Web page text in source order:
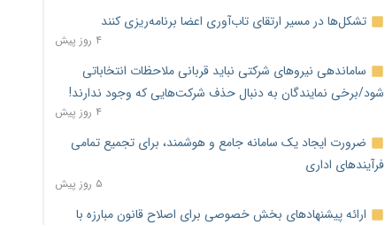
تشکل‌ها در مسیر ارتقای تاب‌آوری اعضا برنامه‌ریزی کنند
۴ روز پیش
ساماندهی نیروهای شرکتی نباید قربانی ملاحظات انتخاباتی
شود/برخی نمایندگان به دنبال حذف شرکت‌هایی که وجود ندارند!
۴ روز پیش
ضرورت ایجاد یک سامانه جامع و هوشمند، برای تجمیع تمامی
فرآیندهای اداری
۵ روز پیش
ارائه پیشنهادهای بخش خصوصی برای اصلاح قانون مبارزه با